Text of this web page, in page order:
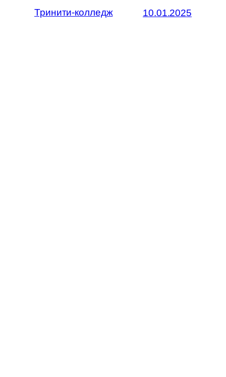
Тринити-колледж 10.01.2025